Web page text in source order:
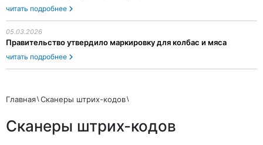
читать подробнее
05.03.2026
Правительство утвердило маркировку для колбас и мяса
читать подробнее
Главная Сканеры штрих-кодов
Сканеры штрих-кодов